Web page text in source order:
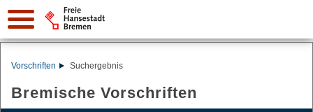
Vorschriften Suchergebnis
Bremische Vorschriften